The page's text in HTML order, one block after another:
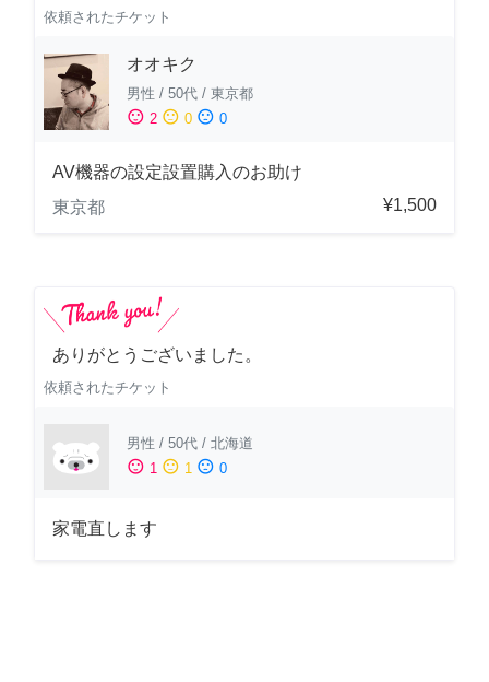
依頼されたチケット
オオキク
男性 / 50代 / 東京都
sentiment_satisfied 2 sentiment_neutral 0 sentiment_dissatisfied 0
AV機器の設定設置購入のお助け
東京都
¥1,500
ありがとうございました。
依頼されたチケット
男性 / 50代 / 北海道
sentiment_satisfied 1 sentiment_neutral 1 sentiment_dissatisfied 0
家電直します